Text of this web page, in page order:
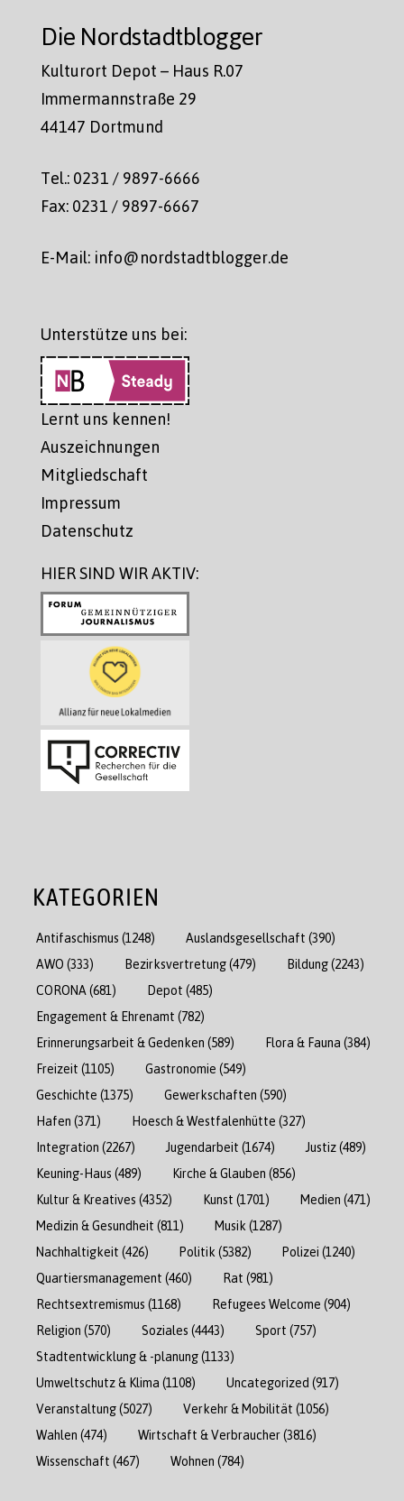
Die Nordstadtblogger
Kulturort Depot – Haus R.07
Immermannstraße 29
44147 Dortmund
Tel.: 0231 / 9897-6666
Fax: 0231 / 9897-6667
E-Mail: info@nordstadtblogger.de
Unterstütze uns bei:
Lernt uns kennen!
Auszeichnungen
Mitgliedschaft
Impressum
Datenschutz
HIER SIND WIR AKTIV:
KATEGORIEN
Antifaschismus (1248) Auslandsgesellschaft (390)
AWO (333) Bezirksvertretung(479) Bildung(2243)
CORONA (681) Depot (485)
Engagement & Ehrenamt (782)
Erinnerungsarbeit & Gedenken (589) Flora & Fauna (384)
Freizeit (1105) Gastronomie (549)
Geschichte (1375) Gewerkschaften (590)
Hafen (371) Hoesch & Westfalenhütte (327)
Integration (2267) Jugendarbeit (1674) Justiz(489)
Keuning-Haus (489) Kirche & Glauben (856)
Kultur & Kreatives (4352) Kunst (1701) Medien (471)
Medizin & Gesundheit (811) Musik (1287)
Nachhaltigkeit (426) Politik (5382) Polizei (1240)
Quartiersmanagement (460) Rat (981)
Rechtsextremismus (1168) Refugees Welcome (904)
Religion (570) Soziales (4443) Sport (757)
Stadtentwicklung & -planung(1133)
Umweltschutz & Klima (1108) Uncategorized (917)
Veranstaltung(5027) Verkehr & Mobilität (1056)
Wahlen (474) Wirtschaft & Verbraucher(3816)
Wissenschaft (467) Wohnen (784)